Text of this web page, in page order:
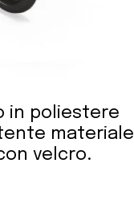
in poliestere
materiale
velcro.